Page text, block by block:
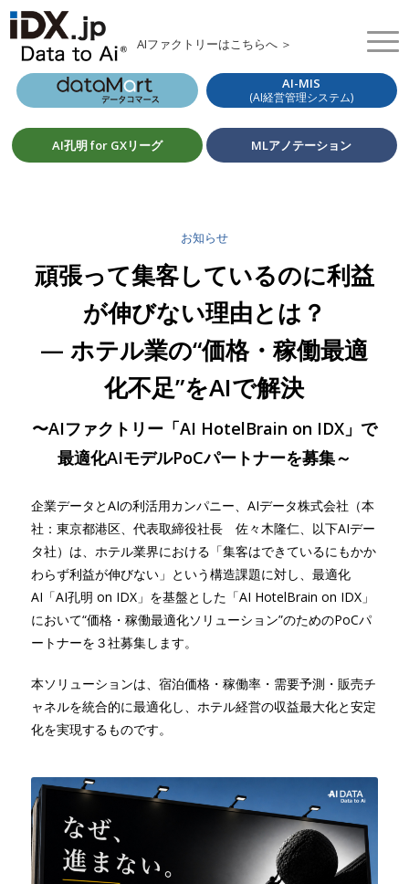
AIファクトリーはこちらへ ＞
AI-MIS
(AI経営管理システム)
AI孔明 for GXリーグ MLアノテーション
お知らせ
頑張って集客しているのに利益
が伸びない理由とは？
— ホテル業の“価格・稼働最適
化不足”をAIで解決
〜AIファクトリー「AI HotelBrain on IDX」で
最適化AIモデルPoCパートナーを募集～
企業データとAIの利活用カンパニー、AIデータ株式会社（本
社：東京都港区、代表取締役社長 佐々木隆仁、以下AIデー
タ社）は、ホテル業界における「集客はできているにもかか
わらず利益が伸びない」という構造課題に対し、最適化
AI「AI孔明 on IDX」を基盤とした「AI HotelBrain on IDX」
において“価格・稼働最適化ソリューション”のためのPoCパ
ートナーを３社募集します。
本ソリューションは、宿泊価格・稼働率・需要予測・販売チ
ャネルを統合的に最適化し、ホテル経営の収益最大化と安定
化を実現するものです。